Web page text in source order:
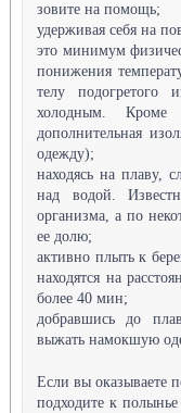
зовите на помощь;
удерживая себя на
это минимум
понижения
телу
холодным. Кроме
дополнительная
одежду);
находясь на плаву,
над водой.
организма, а по
ее долю;
активно плыть к
находятся на
более 40 мин;
добравшись до
выжать намокшую
Если вы оказываете
подходите к